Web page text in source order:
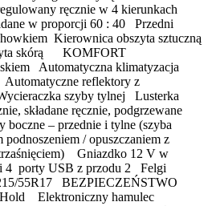
ręcznie w 4 kierunkach
w proporcji 60 : 40 Przedni
Kierownica obszyta sztuczną
skórą KOMFORT
Automatyczna klimatyzacja
reflektory z
szyby tylnej Lusterka
składane ręcznie, podgrzewane
boczne – przednie i tylne (szyba
/ opuszczaniem z
Gniazdko 12 V w
4 porty USB z przodu 2 Felgi
55R17 BEZPIECZEŃSTWO
Elektroniczny hamulec